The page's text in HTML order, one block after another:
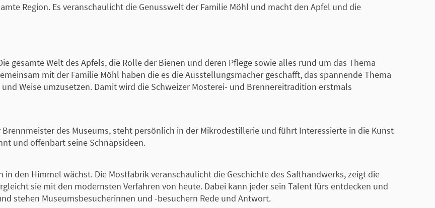
Region. Es veranschaulicht die Genusswelt der Familie Möhl und macht den Apfel und die
gesamte Welt des Apfels, die Rolle der Bienen und deren Pflege sowie alles rund um das Thema
mit der Familie Möhl haben die es die Ausstellungsmacher geschafft, das spannende Thema
Weise umzusetzen. Damit wird die Schweizer Mosterei- und Brennereitradition erstmals
Brennmeister des Museums, steht persönlich in der Mikrodestillerie und führt Interessierte in die Kunst
und offenbart seine Schnapsideen.
den Himmel wächst. Die Mostfabrik veranschaulicht die Geschichte des Safthandwerks, zeigt die
sie mit den modernsten Verfahren von heute. Dabei kann jeder sein Talent fürs entdecken und
stehen Museumsbesucherinnen und -besuchern Rede und Antwort.